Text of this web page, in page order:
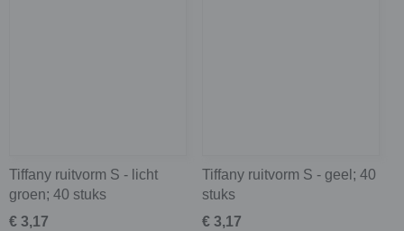
Tiffany ruitvorm S - licht
groen; 40 stuks
€ 3,17
Tiffany ruitvorm S - geel; 40
stuks
€ 3,17